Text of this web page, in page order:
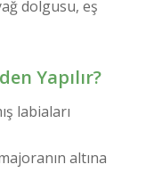
dolgusu, eş
Yapılır?
labiaları
altına